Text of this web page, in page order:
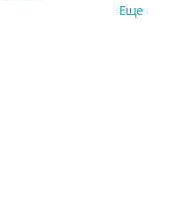
Еще